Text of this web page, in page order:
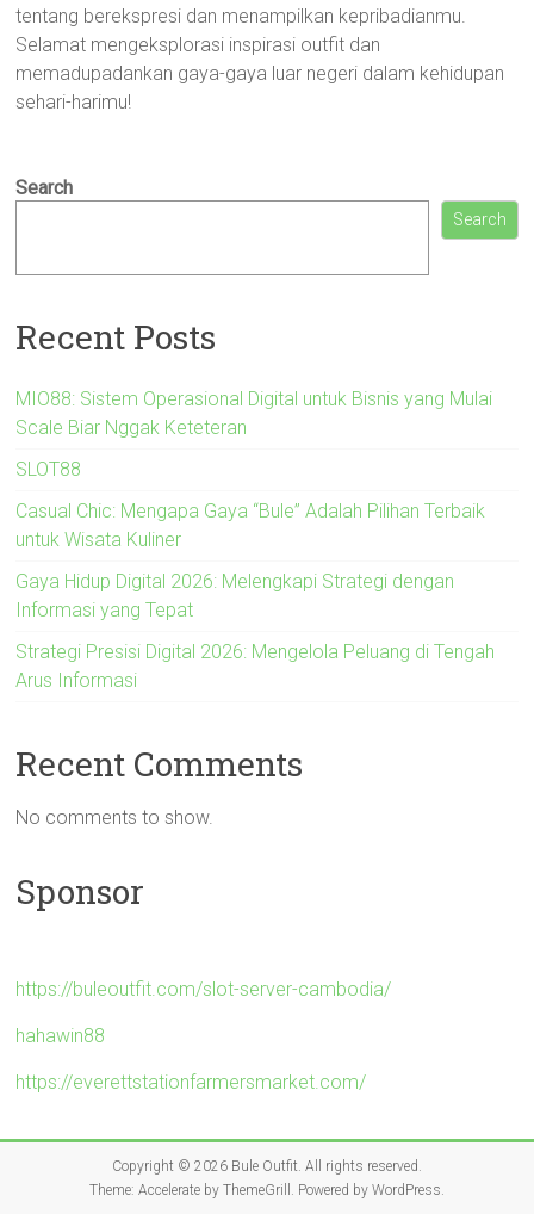
tentang berekspresi dan menampilkan kepribadianmu.
Selamat mengeksplorasi inspirasi outfit dan
memadupadankan gaya-gaya luar negeri dalam kehidupan
sehari-harimu!
Search
Search
Recent Posts
MIO88: Sistem Operasional Digital untuk Bisnis yang Mulai
Scale Biar Nggak Keteteran
SLOT88
Casual Chic: Mengapa Gaya “Bule” Adalah Pilihan Terbaik
untuk Wisata Kuliner
Gaya Hidup Digital 2026: Melengkapi Strategi dengan
Informasi yang Tepat
Strategi Presisi Digital 2026: Mengelola Peluang di Tengah
Arus Informasi
Recent Comments
No comments to show.
Sponsor
https://buleoutfit.com/slot-server-cambodia/
hahawin88
https://everettstationfarmersmarket.com/
Copyright © 2026 Bule Outfit . All rights reserved.
Theme: Accelerateby ThemeGrill. Powered by WordPress